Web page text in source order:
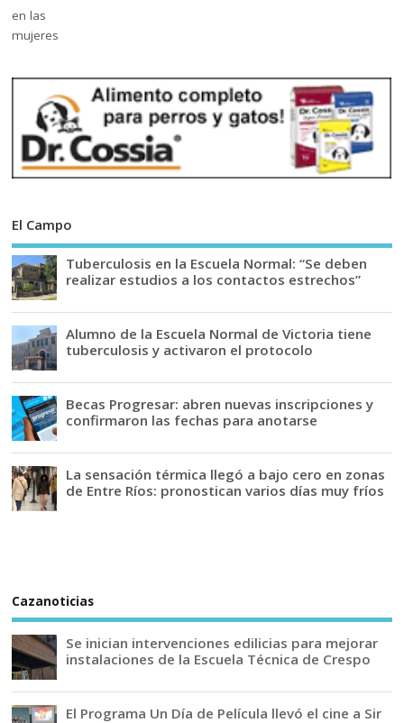
El Campo
Tuberculosis en la Escuela Normal: “Se deben
realizar estudios a los contactos estrechos”
Alumno de la Escuela Normal de Victoria tiene
tuberculosis y activaron el protocolo
Becas Progresar: abren nuevas inscripciones y
confirmaron las fechas para anotarse
La sensación térmica llegó a bajo cero en zonas
de Entre Ríos: pronostican varios días muy fríos
Cazanoticias
Se inician intervenciones edilicias para mejorar
instalaciones de la Escuela Técnica de Crespo
El Programa Un Día de Película llevó el cine a Sir